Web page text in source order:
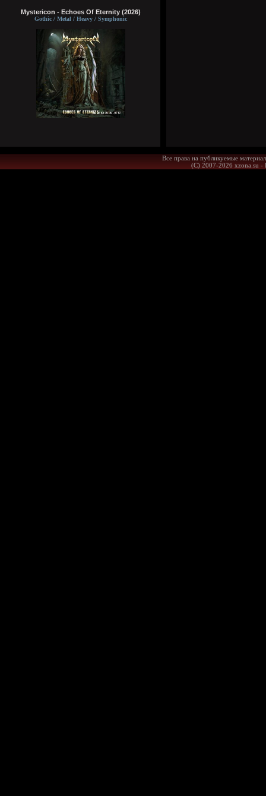
Mystericon - Echoes Of Eternity (2026)
Gothic / Metal / Heavy / Symphonic
Все права на публикуемые
(С) 2007-2026 xzona.su -